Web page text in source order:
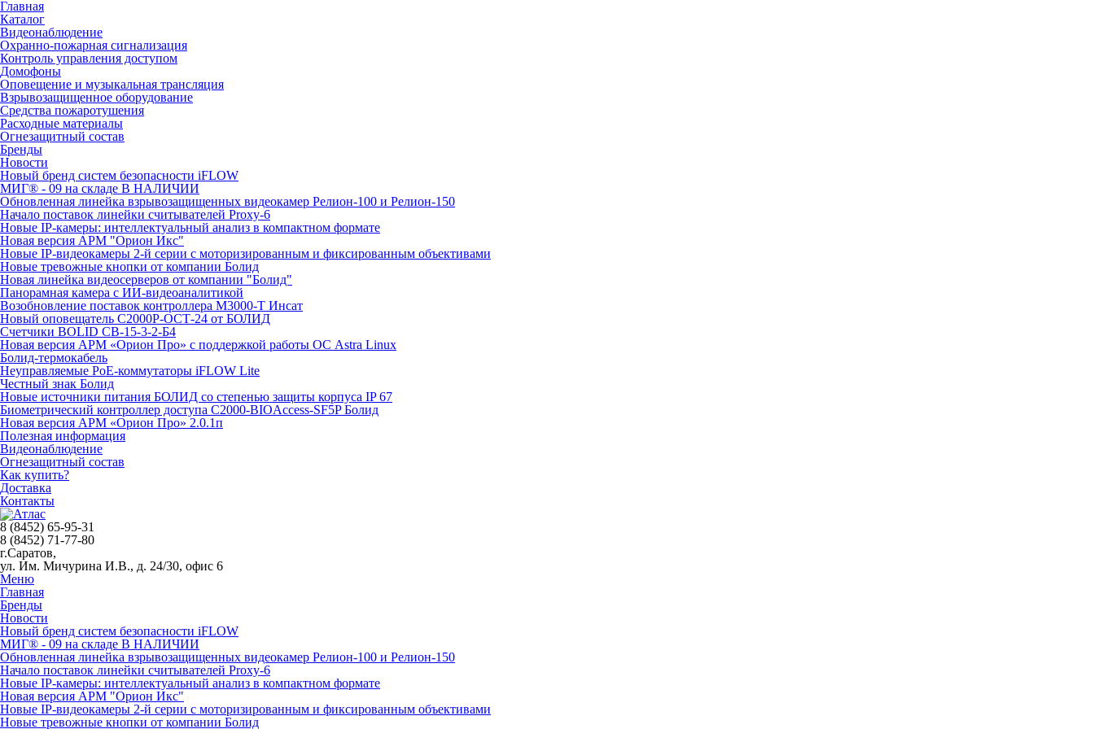
Главная
Каталог
Видеонаблюдение
Охранно-пожарная сигнализация
Контроль управления доступом
Домофоны
Оповещение и музыкальная трансляция
Взрывозащищенное оборудование
Средства пожаротушения
Расходные материалы
Огнезащитный состав
Бренды
Новости
Новый бренд систем безопасности iFLOW
МИГ® - 09 на складе В НАЛИЧИИ
Обновленная линейка взрывозащищенных видеокамер Релион-100 и Релион-150
Начало поставок линейки считывателей Proxy-6
Новые IP-камеры: интеллектуальный анализ в компактном формате
Новая версия АРМ "Орион Икс"
Новые IP-видеокамеры 2-й серии с моторизированным и фиксированным объективами
Новые тревожные кнопки от компании Болид
Новая линейка видеосерверов от компании "Болид"
Панорамная камера с ИИ-видеоаналитикой
Возобновление поставок контроллера М3000-Т Инсат
Новый оповещатель С2000Р-ОСТ-24 от БОЛИД
Счетчики BOLID СВ-15-3-2-Б4
Новая версия АРМ «Орион Про» с поддержкой работы ОС Astra Linux
Болид-термокабель
Неуправляемые PoE-коммутаторы iFLOW Lite
Честный знак Болид
Новые источники питания БОЛИД со степенью защиты корпуса IP 67
Биометрический контроллер доступа С2000-BIOAccess-SF5P Болид
Новая версия АРМ «Орион Про» 2.0.1п
Полезная информация
Видеонаблюдение
Огнезащитный состав
Как купить?
Доставка
Контакты
8 (8452) 65-95-31
8 (8452) 71-77-80
г.Саратов,
ул. Им. Мичурина И.В., д. 24/30, офис 6
Меню
Главная
Бренды
Новости
Новый бренд систем безопасности iFLOW
МИГ® - 09 на складе В НАЛИЧИИ
Обновленная линейка взрывозащищенных видеокамер Релион-100 и Релион-150
Начало поставок линейки считывателей Proxy-6
Новые IP-камеры: интеллектуальный анализ в компактном формате
Новая версия АРМ "Орион Икс"
Новые IP-видеокамеры 2-й серии с моторизированным и фиксированным объективами
Новые тревожные кнопки от компании Болид